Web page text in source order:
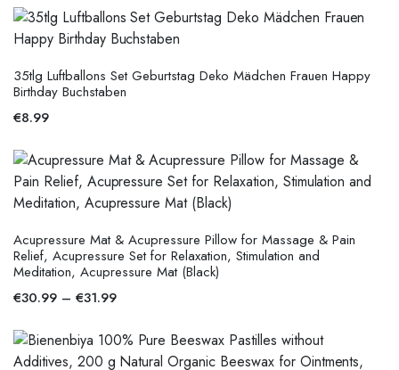
35tlg Luftballons Set Geburtstag Deko Mädchen Frauen Happy
Birthday Buchstaben
€8.99
Acupressure Mat & Acupressure Pillow for Massage & Pain
Relief, Acupressure Set for Relaxation, Stimulation and
Meditation, Acupressure Mat (Black)
€30.99 – €31.99